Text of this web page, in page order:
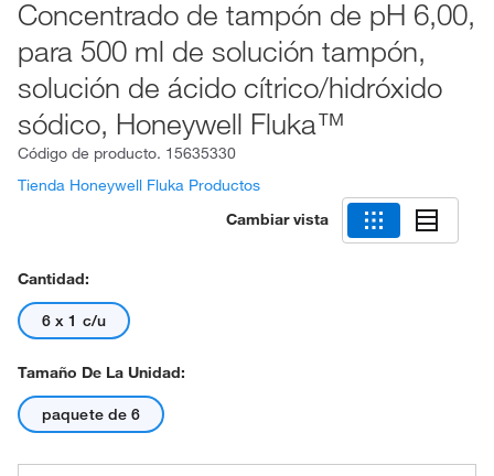
Concentrado de tampón de pH 6,00,
para 500 ml de solución tampón,
solución de ácido cítrico/hidróxido
sódico, Honeywell Fluka™
Código de producto. 15635330
Tienda Honeywell Fluka Productos
Cambiar vista
Cantidad:
6 x 1 c/u
Tamaño De La Unidad:
paquete de 6